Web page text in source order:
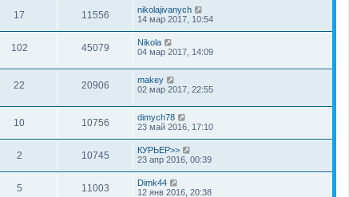
17 11556
nikolajivanych
14 мар 2017, 10:54
102 45079
Nikola
04 мар 2017, 14:09
22 20906
makey
02 мар 2017, 22:55
10 10756
dimych78
23 май 2016, 17:10
2 10745
КУРЬЕР>>
23 апр 2016, 00:39
5 11003
Dimk44
12 янв 2016, 20:38